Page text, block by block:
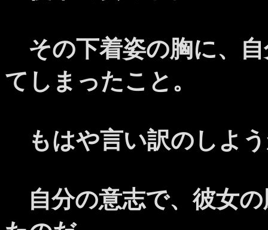
その下着姿の胸に、
てしまったこと。
もはや言い訳のしよ
自分の意志で、彼女